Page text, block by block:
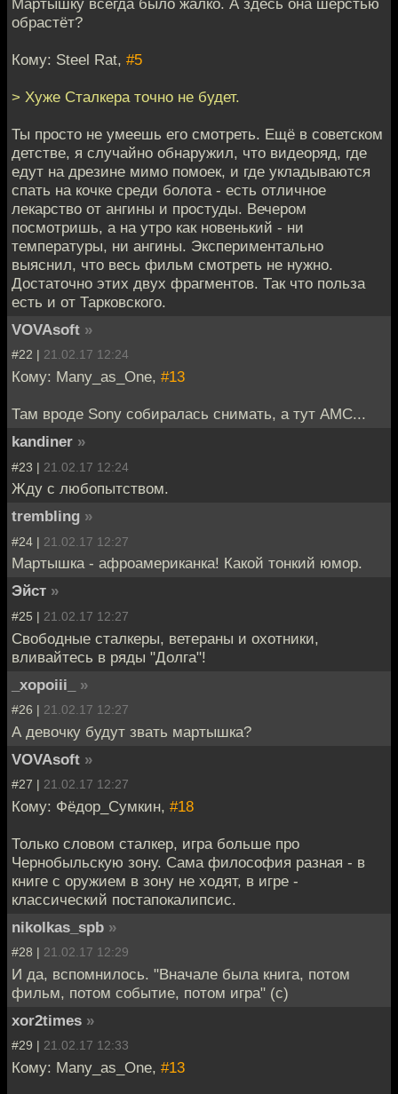
Мартышку всегда было жалко. А здесь она шерстью
обрастёт?
Кому: Steel Rat, #5
> Хуже Сталкера точно не будет.
Ты просто не умеешь его смотреть. Ещё в советском
детстве, я случайно обнаружил, что видеоряд, где
едут на дрезине мимо помоек, и где укладываются
спать на кочке среди болота - есть отличное
лекарство от ангины и простуды. Вечером
посмотришь, а на утро как новенький - ни
температуры, ни ангины. Экспериментально
выяснил, что весь фильм смотреть не нужно.
Достаточно этих двух фрагментов. Так что польза
есть и от Тарковского.
VOVAsoft »
#22 | 21.02.17 12:24
Кому: Many_as_One, #13
Там вроде Sony собиралась снимать, а тут AMC...
kandiner »
#23 | 21.02.17 12:24
Жду с любопытством.
trembling »
#24 | 21.02.17 12:27
Мартышка - афроамериканка! Какой тонкий юмор.
Эйст »
#25 | 21.02.17 12:27
Свободные сталкеры, ветераны и охотники,
вливайтесь в ряды "Долга"!
_xopoiii_
»
#26 | 21.02.17 12:27
А девочку будут звать мартышка?
VOVAsoft »
#27 | 21.02.17 12:27
Кому: Фёдор_Сумкин, #18
Только словом сталкер, игра больше про
Чернобыльскую зону. Сама философия разная - в
книге с оружием в зону не ходят, в игре -
классический постапокалипсис.
nikolkas_spb »
#28 | 21.02.17 12:29
И да, вспомнилось. "Вначале была книга, потом
фильм, потом событие, потом игра" (с)
xor2times »
#29 | 21.02.17 12:33
Кому: Many_as_One, #13